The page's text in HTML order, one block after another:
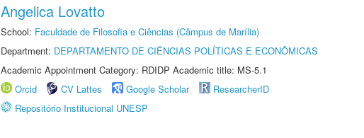
Angelica Lovatto
School: Faculdade de Filosofia e Ciências (Câmpus de Marília)
Department: DEPARTAMENTO DE CIÊNCIAS POLÍTICAS E ECONÔMICAS
Academic Appointment Category: RDIDP Academic title: MS-5.1
Orcid
CV Lattes Google Scholar
ResearcherID
Repositório Institucional UNESP